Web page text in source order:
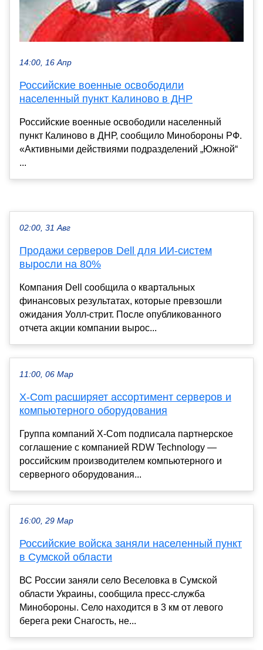
14:00, 16 Апр
Российские военные освободили
населенный пункт Калиново в ДНР
Российские военные освободили населенный
пункт Калиново в ДНР, сообщило Минобороны РФ.
«Активными действиями подразделений „Южной“
...
02:00, 31 Авг
Продажи серверов Dell для ИИ-систем
выросли на 80%
Компания Dell сообщила о квартальных
финансовых результатах, которые превзошли
ожидания Уолл-стрит. После опубликованного
отчета акции компании вырос...
11:00, 06 Мар
X-Com расширяет ассортимент серверов и
компьютерного оборудования
Группа компаний X-Com подписала партнерское
соглашение с компанией RDW Technology —
российским производителем компьютерного и
серверного оборудования...
16:00, 29 Мар
Российские войска заняли населенный пункт
в Сумской области
ВС России заняли село Веселовка в Сумской
области Украины, сообщила пресс-служба
Минобороны. Село находится в 3 км от левого
берега реки Снагость, не...